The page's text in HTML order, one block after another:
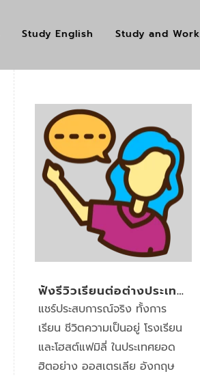
Study English Study and Work
ฟังรีวิวเรียนต่อต่างประเทศ
จากน้องๆ ที่เคยไป
แชร์ประสบการณ์จริง ทั้งการ
เรียน ชีวิตความเป็นอยู่ โรงเรียน
และโฮสต์แฟมิลี่ ในประเทศยอด
ฮิตอย่าง ออสเตรเลีย อังกฤษ